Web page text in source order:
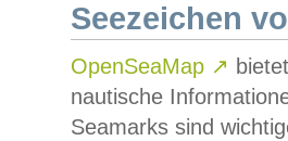
Seezeichen
OpenSeaMap ↗
nautische
Seamarks sind